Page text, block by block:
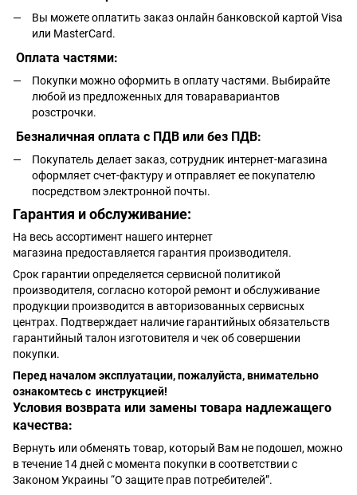
Вы можете оплатить заказ онлайн банковской картой Visa
или MasterCard.
Оплата частями:
Покупки можно оформить в оплату частями. Выбирайте
любой из предложенных для товаравариантов
розстрочки.
Безналичная оплата с ПДВ или без ПДВ:
Покупатель делает заказ, сотрудник интернет-магазина
оформляет счет-фактуру и отправляет ее покупателю
посредством электронной почты.
Гарантия и обслуживание:
На весь ассортимент нашего интернет
магазина предоставляется гарантия производителя.
Срок гарантии определяется сервисной политикой
производителя, согласно которой ремонт и обслуживание
продукции производится в авторизованных сервисных
центрах. Подтверждает наличие гарантийных обязательств
гарантийный талон изготовителя и чек об совершении
покупки.
Перед началом эксплуатации, пожалуйста, внимательно
ознакомтесь с инструкцией!
Условия возврата или замены товара надлежащего
качества:
Вернуть или обменять товар, который Вам не подошел, можно
в течение 14 дней с момента покупки в соответствии с
Законом Украины “О защите прав потребителей”.